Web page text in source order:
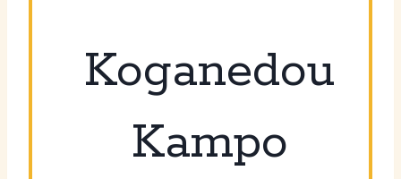
Koganedou
Kampo